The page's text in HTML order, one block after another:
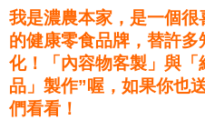
我是濃農本家，是一個很
的健康零食品牌，替許
化！「內容物客製」與
品」製作”喔，如果你也
們看看！